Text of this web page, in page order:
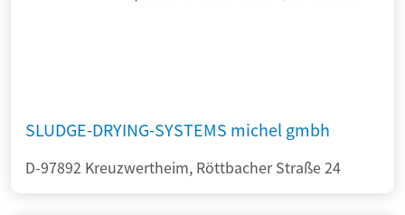
SLUDGE-DRYING-SYSTEMS michel gmbh
D-97892 Kreuzwertheim, Röttbacher Straße 24